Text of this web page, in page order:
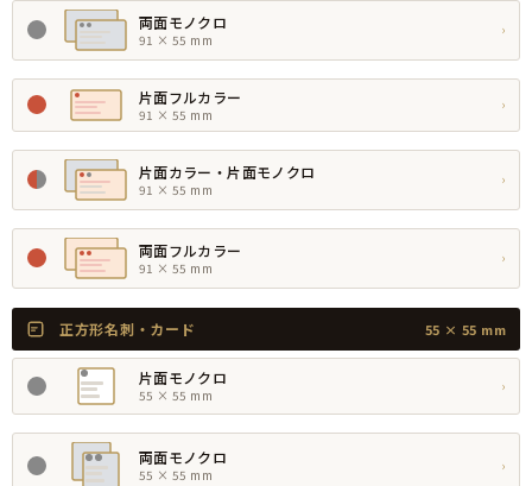
両面モノクロ
91 × 55 mm
›
片面フルカラー
91 × 55 mm
›
片面カラー・片面モノクロ
91 × 55 mm
›
両面フルカラー
91 × 55 mm
›
正方形名刺・カード 55 × 55 mm
片面モノクロ
55 × 55 mm
›
両面モノクロ
55 × 55 mm
›